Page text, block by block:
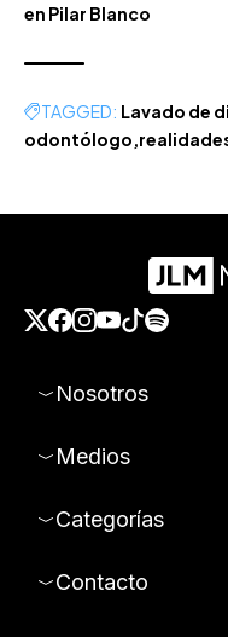
en Pilar Blanco
TAGGED: Lavado de
odontólogo
Nosotros
Medios
Categorías
Contacto